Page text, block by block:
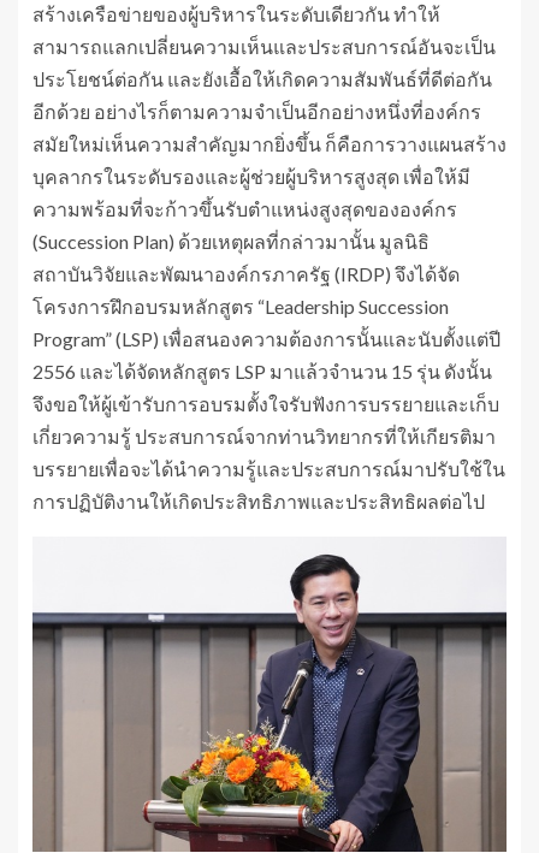
สร้างเครือข่ายของผู้บริหารในระดับเดียวกัน ทำให้
สามารถแลกเปลี่ยนความเห็นและประสบการณ์อันจะเป็น
ประโยชน์ต่อกัน และยังเอื้อให้เกิดความสัมพันธ์ที่ดีต่อกัน
อีกด้วย อย่างไรก็ตามความจำเป็นอีกอย่างหนึ่งที่องค์กร
สมัยใหม่เห็นความสำคัญมากยิ่งขึ้น ก็คือการวางแผนสร้าง
บุคลากรในระดับรองและผู้ช่วยผู้บริหารสูงสุด เพื่อให้มี
ความพร้อมที่จะก้าวขึ้นรับตำแหน่งสูงสุดขององค์กร
(Succession Plan) ด้วยเหตุผลที่กล่าวมานั้น มูลนิธิ
สถาบันวิจัยและพัฒนาองค์กรภาครัฐ (IRDP) จึงได้จัด
โครงการฝึกอบรมหลักสูตร “Leadership Succession
Program” (LSP) เพื่อสนองความต้องการนั้นและนับตั้งแต่ปี
2556 และได้จัดหลักสูตร LSP มาแล้วจำนวน 15 รุ่น ดังนั้น
จึงขอให้ผู้เข้ารับการอบรมตั้งใจรับฟังการบรรยายและเก็บ
เกี่ยวความรู้ ประสบการณ์จากท่านวิทยากรที่ให้เกียรติมา
บรรยายเพื่อจะได้นำความรู้และประสบการณ์มาปรับใช้ใน
การปฏิบัติงานให้เกิดประสิทธิภาพและประสิทธิผลต่อไป